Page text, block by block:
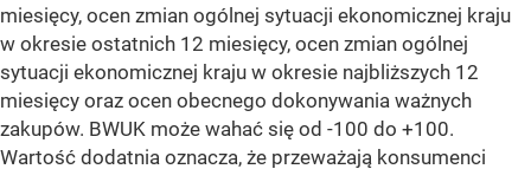
miesięcy, ocen zmian ogólnej sytuacji ekonomicznej kraju
w okresie ostatnich 12 miesięcy, ocen zmian ogólnej
sytuacji ekonomicznej kraju w okresie najbliższych 12
miesięcy oraz ocen obecnego dokonywania ważnych
zakupów. BWUK może wahać się od -100 do +100.
Wartość dodatnia oznacza, że przeważają konsumenci